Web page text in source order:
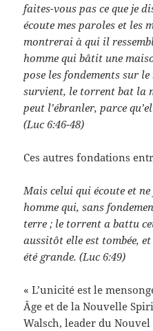
faites-vous pas ce que je
écoute mes paroles et les
montrerai à qui il
homme qui bâtit une
pose les fondements sur
survient, le torrent bat la
peut l’ébranler, parce
(Luc 6:46-48)
Ces autres fondations
Mais celui qui écoute et
homme qui, sans
terre ; le torrent a battu
aussitôt elle est tombée,
été grande. (Luc 6:49)
« L’unicité est le
Âge et de la Nouvelle
Walsch, leader du